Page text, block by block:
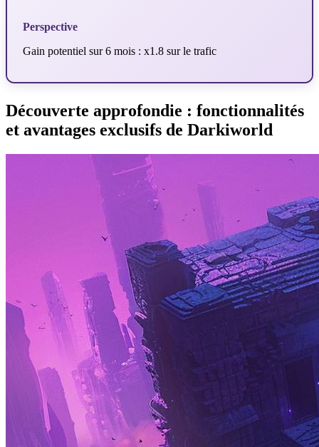
Perspective
Gain potentiel sur 6 mois : x1.8 sur le trafic
Découverte approfondie : fonctionnalités
et avantages exclusifs de Darkiworld